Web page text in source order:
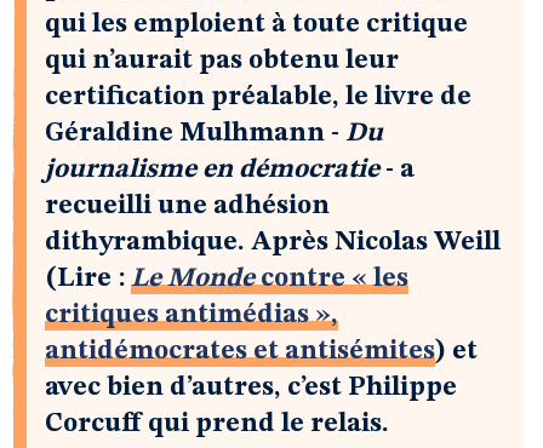
qui les emploient à toute critique
qui n’aurait pas obtenu leur
certification préalable, le livre de
Géraldine Mulhmann - Du
journalisme en démocratie- a
recueilli une adhésion
dithyrambique. Après Nicolas Weill
(Lire : Le Mondecontre « les
critiques antimédias »,
antidémocrates et antisémites) et
avec bien d’autres, c’est Philippe
Corcuff qui prend le relais.